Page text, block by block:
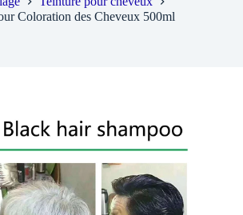
Coloration des Cheveux 500ml